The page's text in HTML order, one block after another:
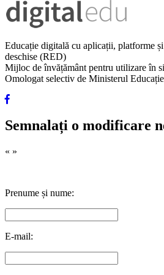
Educație digitală cu aplicații, platforme
deschise (RED)
Mijloc de învățământ pentru utilizare în
Omologat selectiv de Ministerul
Semnalați o modificare
« »
Prenume și nume:
E-mail: